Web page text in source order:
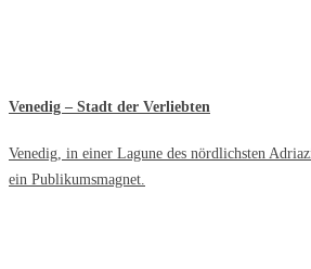
Venedig – Stadt der Verliebten
Venedig, in einer Lagune des nördlichsten
ein Publikumsmagnet.